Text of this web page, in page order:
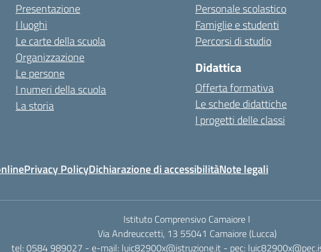
Presentazione
I luoghi
Le carte della scuola
Organizzazione
Le persone
I numeri della scuola
La storia
Personale scolastico
Famiglie e studenti
Percorsi di studio
Didattica
Offerta formativa
Le schede didattiche
I progetti delle classi
Privacy PolicyDichiarazione di accessibilitàNote legali
Istituto Comprensivo Camaiore I
Via Andreuccetti, 13 55041 Camaiore (Lucca)
tel: 0584 989027 - e-mail: luic82900x@istruzione.it - pec: